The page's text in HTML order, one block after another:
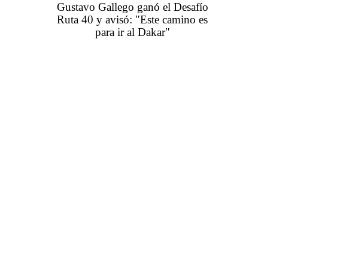
Gustavo Gallego ganó el Desafío
Ruta 40 y avisó: "Este camino es
para ir al Dakar"